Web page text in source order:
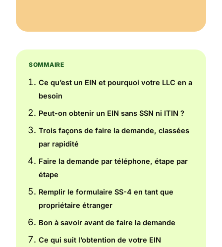
SOMMAIRE
Ce qu’est un EIN et pourquoi votre LLC en a
besoin
Peut-on obtenir un EIN sans SSN ni ITIN ?
Trois façons de faire la demande, classées
par rapidité
Faire la demande par téléphone, étape par
étape
Remplir le formulaire SS-4 en tant que
propriétaire étranger
Bon à savoir avant de faire la demande
Ce qui suit l’obtention de votre EIN